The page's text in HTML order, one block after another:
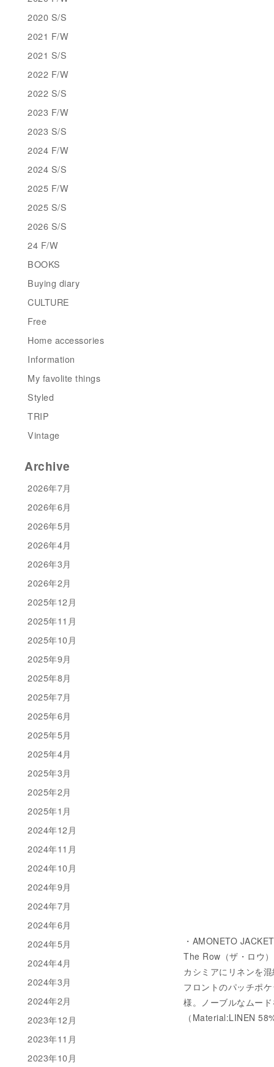
・AMONETO
The Row（ザ・ロウ
カシミアにリネンを
フロントのパッチポ
様。ノーブルなムー
（Material:LINEN
2020 S/S
2021 F/W
2021 S/S
2022 F/W
2022 S/S
2023 F/W
2023 S/S
2024 F/W
2024 S/S
2025 F/W
2025 S/S
2026 S/S
24 F/W
BOOKS
Buying diary
CULTURE
Free
Home accessories
Information
My favolite things
Styled
TRIP
Vintage
Archive
2026年7月
2026年6月
2026年5月
2026年4月
2026年3月
2026年2月
2025年12月
2025年11月
2025年10月
2025年9月
2025年8月
2025年7月
2025年6月
2025年5月
2025年4月
2025年3月
2025年2月
2025年1月
2024年12月
2024年11月
2024年10月
2024年9月
2024年7月
2024年6月
2024年5月
2024年4月
2024年3月
2024年2月
2023年12月
2023年11月
2023年10月